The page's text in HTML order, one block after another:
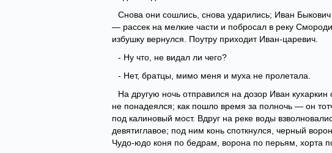
Снова они сошлись, снова ударились; Иван
— рассек на мелкие части и побросал в реку
избушку вернулся. Поутру приходит Иван-царевич.
- Ну что, не видал ли чего?
- Нет, братцы, мимо меня и муха не пролетала.
На другую ночь отправился на дозор Иван
не понадеялся; как пошло время за полночь — он
под калиновый мост. Вдруг на реке воды
девятиглавое; под ним конь споткнулся, черный
Чудо-юдо коня по бедрам, ворона по перьям, хорта